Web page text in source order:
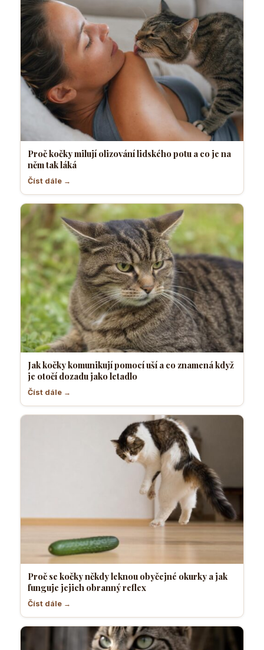
Proč kočky milují olizování lidského potu a co je na
něm tak láká
Číst dále →
Jak kočky komunikují pomocí uší a co znamená když
je otočí dozadu jako letadlo
Číst dále →
Proč se kočky někdy leknou obyčejné okurky a jak
funguje jejich obranný reflex
Číst dále →